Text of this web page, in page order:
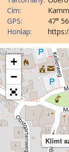
Cím:
GPS:
47°
Honlap:
Klimt
+
−